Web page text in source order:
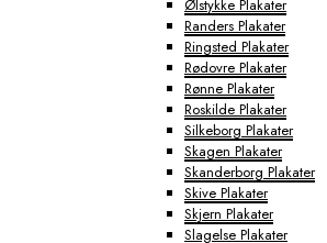
Ølstykke Plakater
Randers Plakater
Ringsted Plakater
Rødovre Plakater
Rønne Plakater
Roskilde Plakater
Silkeborg Plakater
Skagen Plakater
Skanderborg Plakater
Skive Plakater
Skjern Plakater
Slagelse Plakater